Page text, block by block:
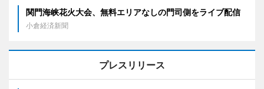
関門海峡花火大会、無料エリアなしの門司側をライブ配信
小倉経済新聞
プレスリリース